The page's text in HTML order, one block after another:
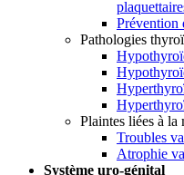
Prévention
Pathologies
Plaintes liées à la
Troubles
Atrophie
Système uro-génital